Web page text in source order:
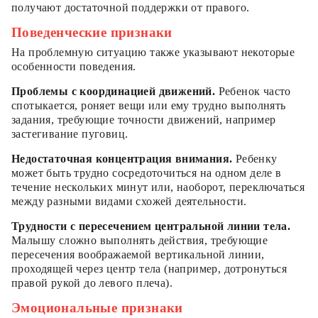
получают достаточной поддержки от правого.
Поведенческие признаки
На проблемную ситуацию также указывают некоторые
особенности поведения.
Проблемы с координацией движений. Ребенок часто
спотыкается, роняет вещи или ему трудно выполнять
задания, требующие точности движений, например
застегивание пуговиц.
Недостаточная концентрация внимания. Ребенку
может быть трудно сосредоточиться на одном деле в
течение нескольких минут или, наоборот, переключаться
между разными видами схожей деятельности.
Трудности с пересечением центральной линии тела.
Малышу сложно выполнять действия, требующие
пересечения воображаемой вертикальной линии,
проходящей через центр тела (например, дотронуться
правой рукой до левого плеча).
Эмоциональные признаки